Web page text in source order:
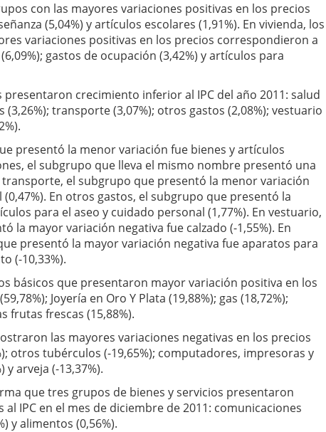
con las mayores variaciones positivas en los precios
(5,04%) y artículos escolares (1,91%). En vivienda, los
variaciones positivas en los precios correspondieron a
gastos de ocupación (3,42%) y artículos para
crecimiento inferior al IPC del año 2011: salud
(3,26%); transporte (3,07%); otros gastos (2,08%); vestuario
presentó la menor variación fue bienes y artículos
el subgrupo que lleva el mismo nombre presentó una
transporte, el subgrupo que presentó la menor variación
En otros gastos, el subgrupo que presentó la
para el aseo y cuidado personal (1,77%). En vestuario,
la mayor variación negativa fue calzado (-1,55%). En
presentó la mayor variación negativa fue aparatos para
(-10,33%).
básicos que presentaron mayor variación positiva en los
Joyería en Oro Y Plata (19,88%); gas (18,72%);
frutas frescas (15,88%).
las mayores variaciones negativas en los precios
otros tubérculos (-19,65%); computadores, impresoras y
y arveja (-13,37%).
que tres grupos de bienes y servicios presentaron
IPC en el mes de diciembre de 2011: comunicaciones
y alimentos (0,56%).